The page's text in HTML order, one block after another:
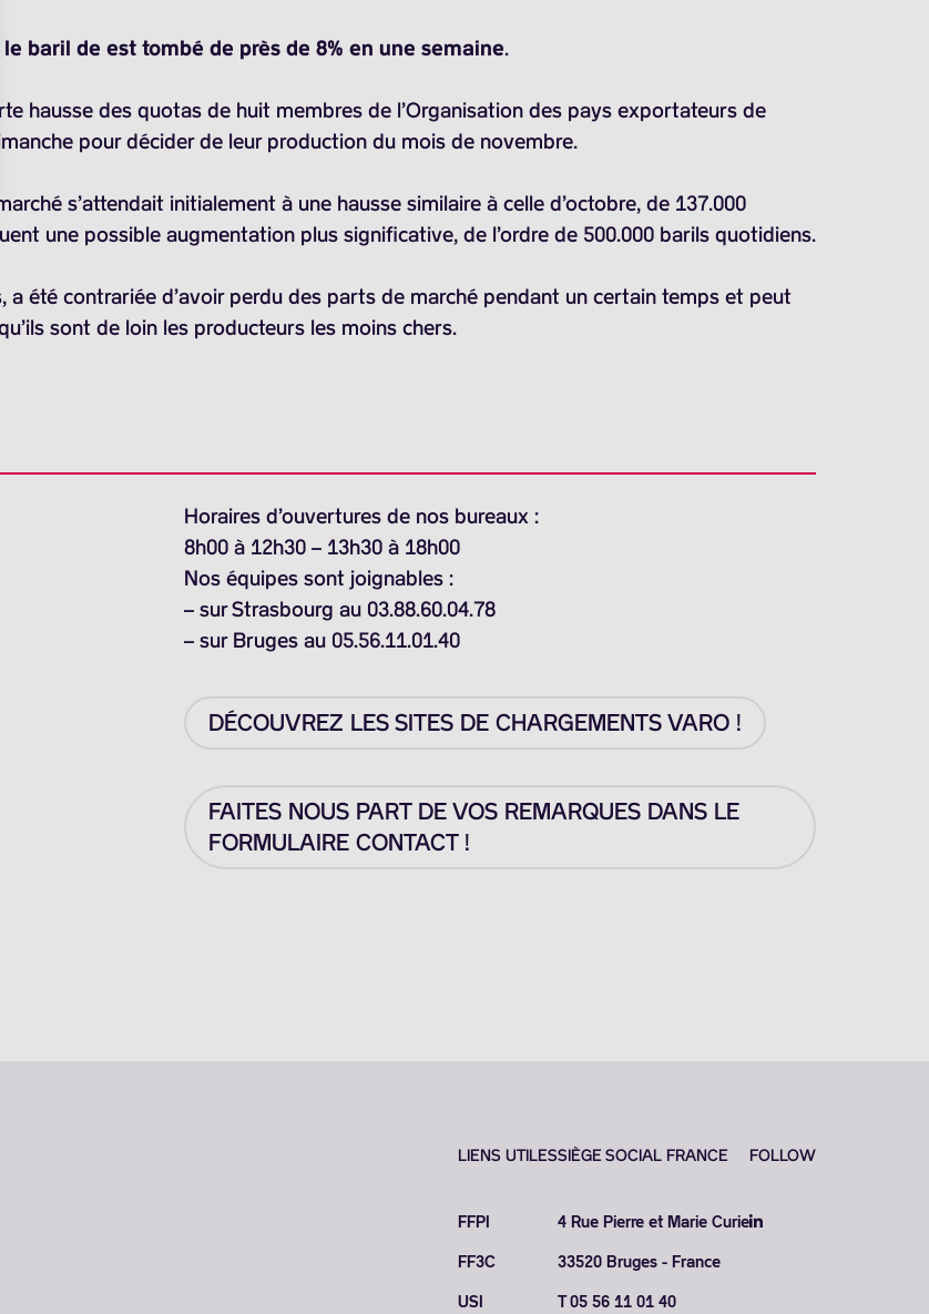
le baril de est tombé de près de 8% en une semaine.
hausse des quotas de huit membres de l’Organisation des pays exportateurs de
pour décider de leur production du mois de novembre.
s’attendait initialement à une hausse similaire à celle d’octobre, de 137.000
une possible augmentation plus significative, de l’ordre de 500.000 barils quotidiens.
a été contrariée d’avoir perdu des parts de marché pendant un certain temps et peut
sont de loin les producteurs les moins chers.
Horaires d’ouvertures de nos bureaux :
8h00 à 12h30 – 13h30 à 18h00
Nos équipes sont joignables :
– sur Strasbourg au 03.88.60.04.78
– sur Bruges au 05.56.11.01.40
DÉCOUVREZ LES SITES DE CHARGEMENTS VARO !
FAITES NOUS PART DE VOS REMARQUES DANS LE
FORMULAIRE CONTACT !
LIENS UTILES
FFPI
FF3C
USI
SIÈGE SOCIAL FRANCE
4 Rue Pierre et Marie Curie
33520 Bruges - France
T 05 56 11 01 40
FOLLOW